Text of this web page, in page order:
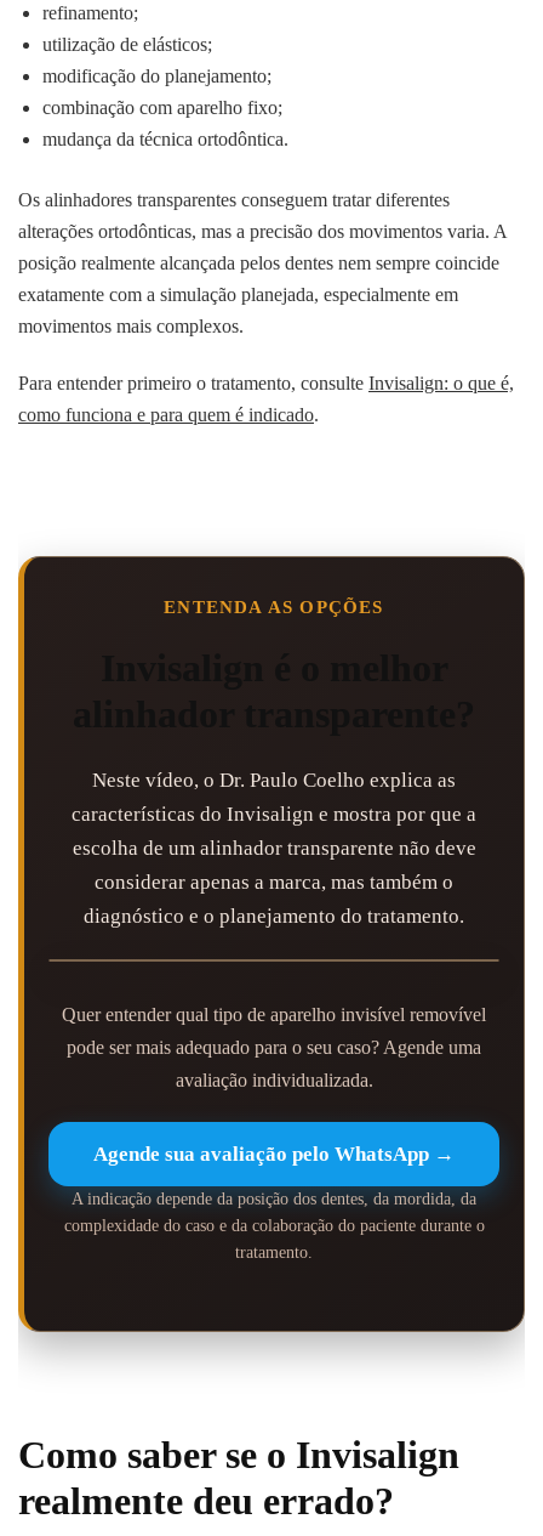
refinamento;
utilização de elásticos;
modificação do planejamento;
combinação com aparelho fixo;
mudança da técnica ortodôntica.
Os alinhadores transparentes conseguem tratar diferentes
alterações ortodônticas, mas a precisão dos movimentos varia. A
posição realmente alcançada pelos dentes nem sempre coincide
exatamente com a simulação planejada, especialmente em
movimentos mais complexos.
Para entender primeiro o tratamento, consulte Invisalign: o que é,
como funciona e para quem é indicado.
ENTENDA AS OPÇÕES
Neste vídeo, o Dr. Paulo Coelho explica as
características do Invisalign e mostra por que a
escolha de um alinhador transparente não deve
considerar apenas a marca, mas também o
diagnóstico e o planejamento do tratamento.
Quer entender qual tipo de aparelho invisível removível
pode ser mais adequado para o seu caso? Agende uma
avaliação individualizada.
Agende sua avaliação pelo WhatsApp →
A indicação depende da posição dos dentes, da mordida, da
complexidade do caso e da colaboração do paciente durante o
tratamento.
Como saber se o Invisalign
realmente deu errado?